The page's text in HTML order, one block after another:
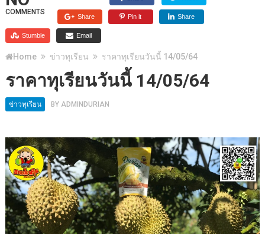
COMMENTS
Share Pin it Share
Stumble Email
Home ข่าวทุเรียน ราคาทุเรียนวันนี้ 14/05/64
ราคาทุเรียนวันนี้ 14/05/64
ข่าวทุเรียน BY ADMINDURIAN